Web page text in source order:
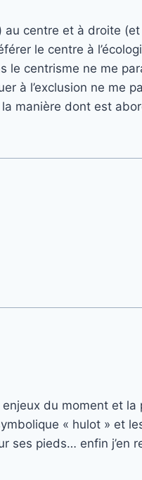
centre et à droite
le centre à
centrisme ne me
à l’exclusion ne me
manière dont est
du moment et
« hulot » et
pieds… enfin j’en